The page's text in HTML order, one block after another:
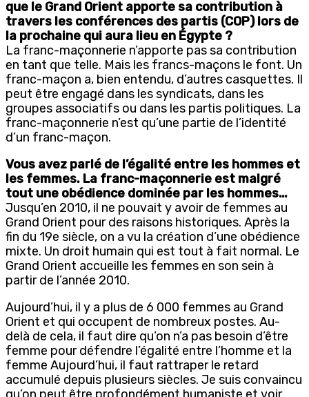
que le Grand Orient apporte sa contribution à
travers les conférences des partis (COP) lors de
la prochaine qui aura lieu en Égypte ?
La franc-maçonnerie n’apporte pas sa contribution
en tant que telle. Mais les francs-maçons le font. Un
franc-maçon a, bien entendu, d’autres casquettes. Il
peut être engagé dans les syndicats, dans les
groupes associatifs ou dans les partis politiques. La
franc-maçonnerie n’est qu’une partie de l’identité
d’un franc-maçon.
Vous avez parlé de l’égalité entre les hommes et
les femmes. La franc-maçonnerie est malgré
tout une obédience dominée par les hommes…
Jusqu’en 2010, il ne pouvait y avoir de femmes au
Grand Orient pour des raisons historiques. Après la
fin du 19e siècle, on a vu la création d’une obédience
mixte. Un droit humain qui est tout à fait normal. Le
Grand Orient accueille les femmes en son sein à
partir de l’année 2010.
Aujourd’hui, il y a plus de 6 000 femmes au Grand
Orient et qui occupent de nombreux postes. Au-
delà de cela, il faut dire qu’on n’a pas besoin d’être
femme pour défendre l’égalité entre l’homme et la
femme Aujourd’hui, il faut rattraper le retard
accumulé depuis plusieurs siècles. Je suis convaincu